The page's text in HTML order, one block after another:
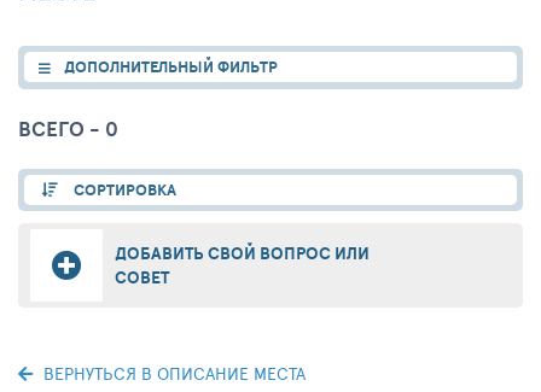
ДОПОЛНИТЕЛЬНЫЙ ФИЛЬТР
ВСЕГО - 0
СОРТИРОВКА
ДОБАВИТЬ СВОЙ ВОПРОС ИЛИ
СОВЕТ
ВЕРНУТЬСЯ В ОПИСАНИЕ МЕСТА